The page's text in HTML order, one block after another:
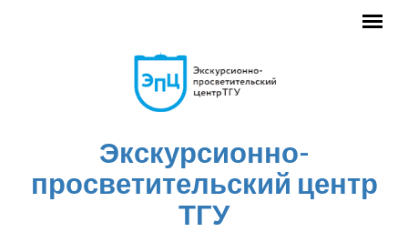
Экскурсионно-
просветительский центр
ТГУ